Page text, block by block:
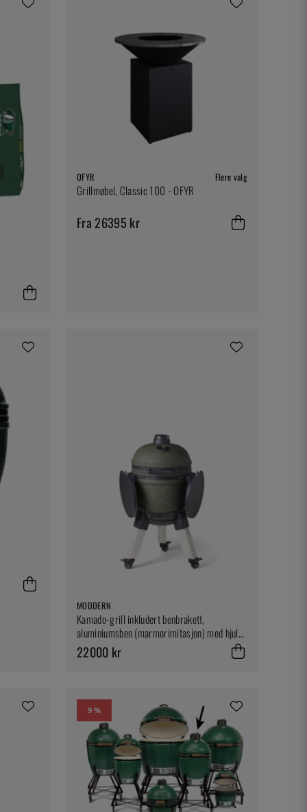
OFYR Flere valg
Grillmøbel, Classic 100 - OFYR
Fra 26395 kr
MODDERN
Kamado-grill inkludert benbrakett,
aluminiumsben (marmorimitasjon) med hjul
og sidebord - Moddern
22000 kr
9 %